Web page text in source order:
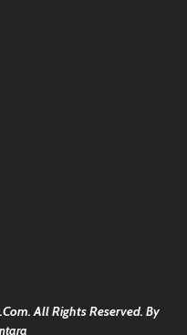
All Rights Reserved. By